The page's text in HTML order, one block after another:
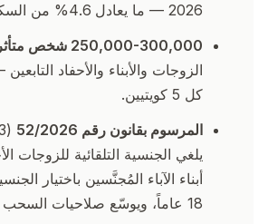
2026 — ما يعادل 4.6% من السكان.
250,000-300,000 شخص متأثر
الزوجات والأبناء والأحفاد
كل 5 كويتيين.
المرسوم بقانون رقم 52/2026
يلغي الجنسية التلقائية للزوجات
أبناء الآباء المُجنَّسين باختيار
18 عاماً، ويوسّع صلاحيات السحب توسيعاً كبيراً.